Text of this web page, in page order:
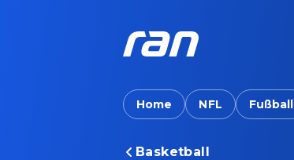
Home NFL Fußball
Basketball